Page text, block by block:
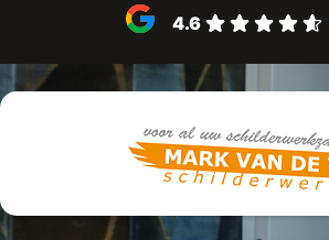
4.6